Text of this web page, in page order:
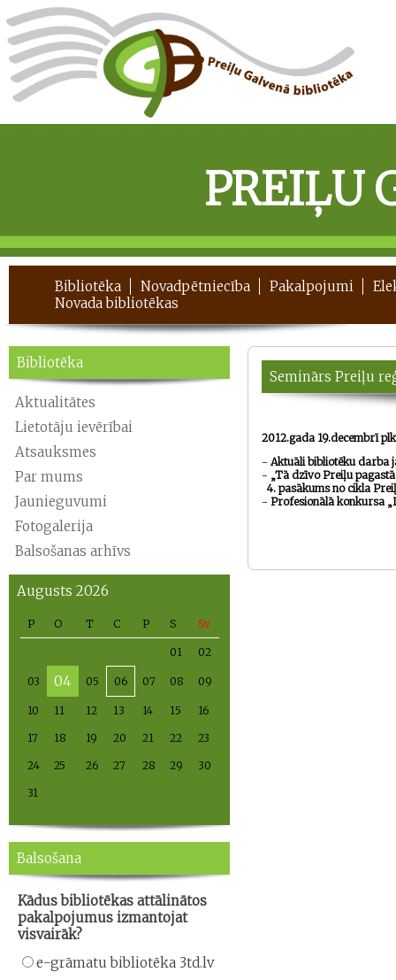
PREIĻU
Bibliotēka Novadpētniecība Pakalpojumi
Novada bibliotēkas
Bibliotēka
Aktualitātes
Lietotāju ievērībai
Atsauksmes
Par mums
Jaunieguvumi
Fotogalerija
Balsošanas arhīvs
Augusts 2026
P O T C P S Sv
01 02
03 04 05 06 07 08 09
10 11 12 13 14 15 16
17 18 19 20 21 22 23
24 25 26 27 28 29 30
31
Balsošana
Kādus bibliotēkas attālinātos
pakalpojumus izmantojat
visvairāk?
e-grāmatu bibliotēka 3td.lv
Seminārs Preiļu
2012.gada 19.decembrī
- Aktuāli bibliotēku darba
- „Tā dzīvo Preiļu pagastā
4. pasākums no cikla
- Profesionālā konkursa